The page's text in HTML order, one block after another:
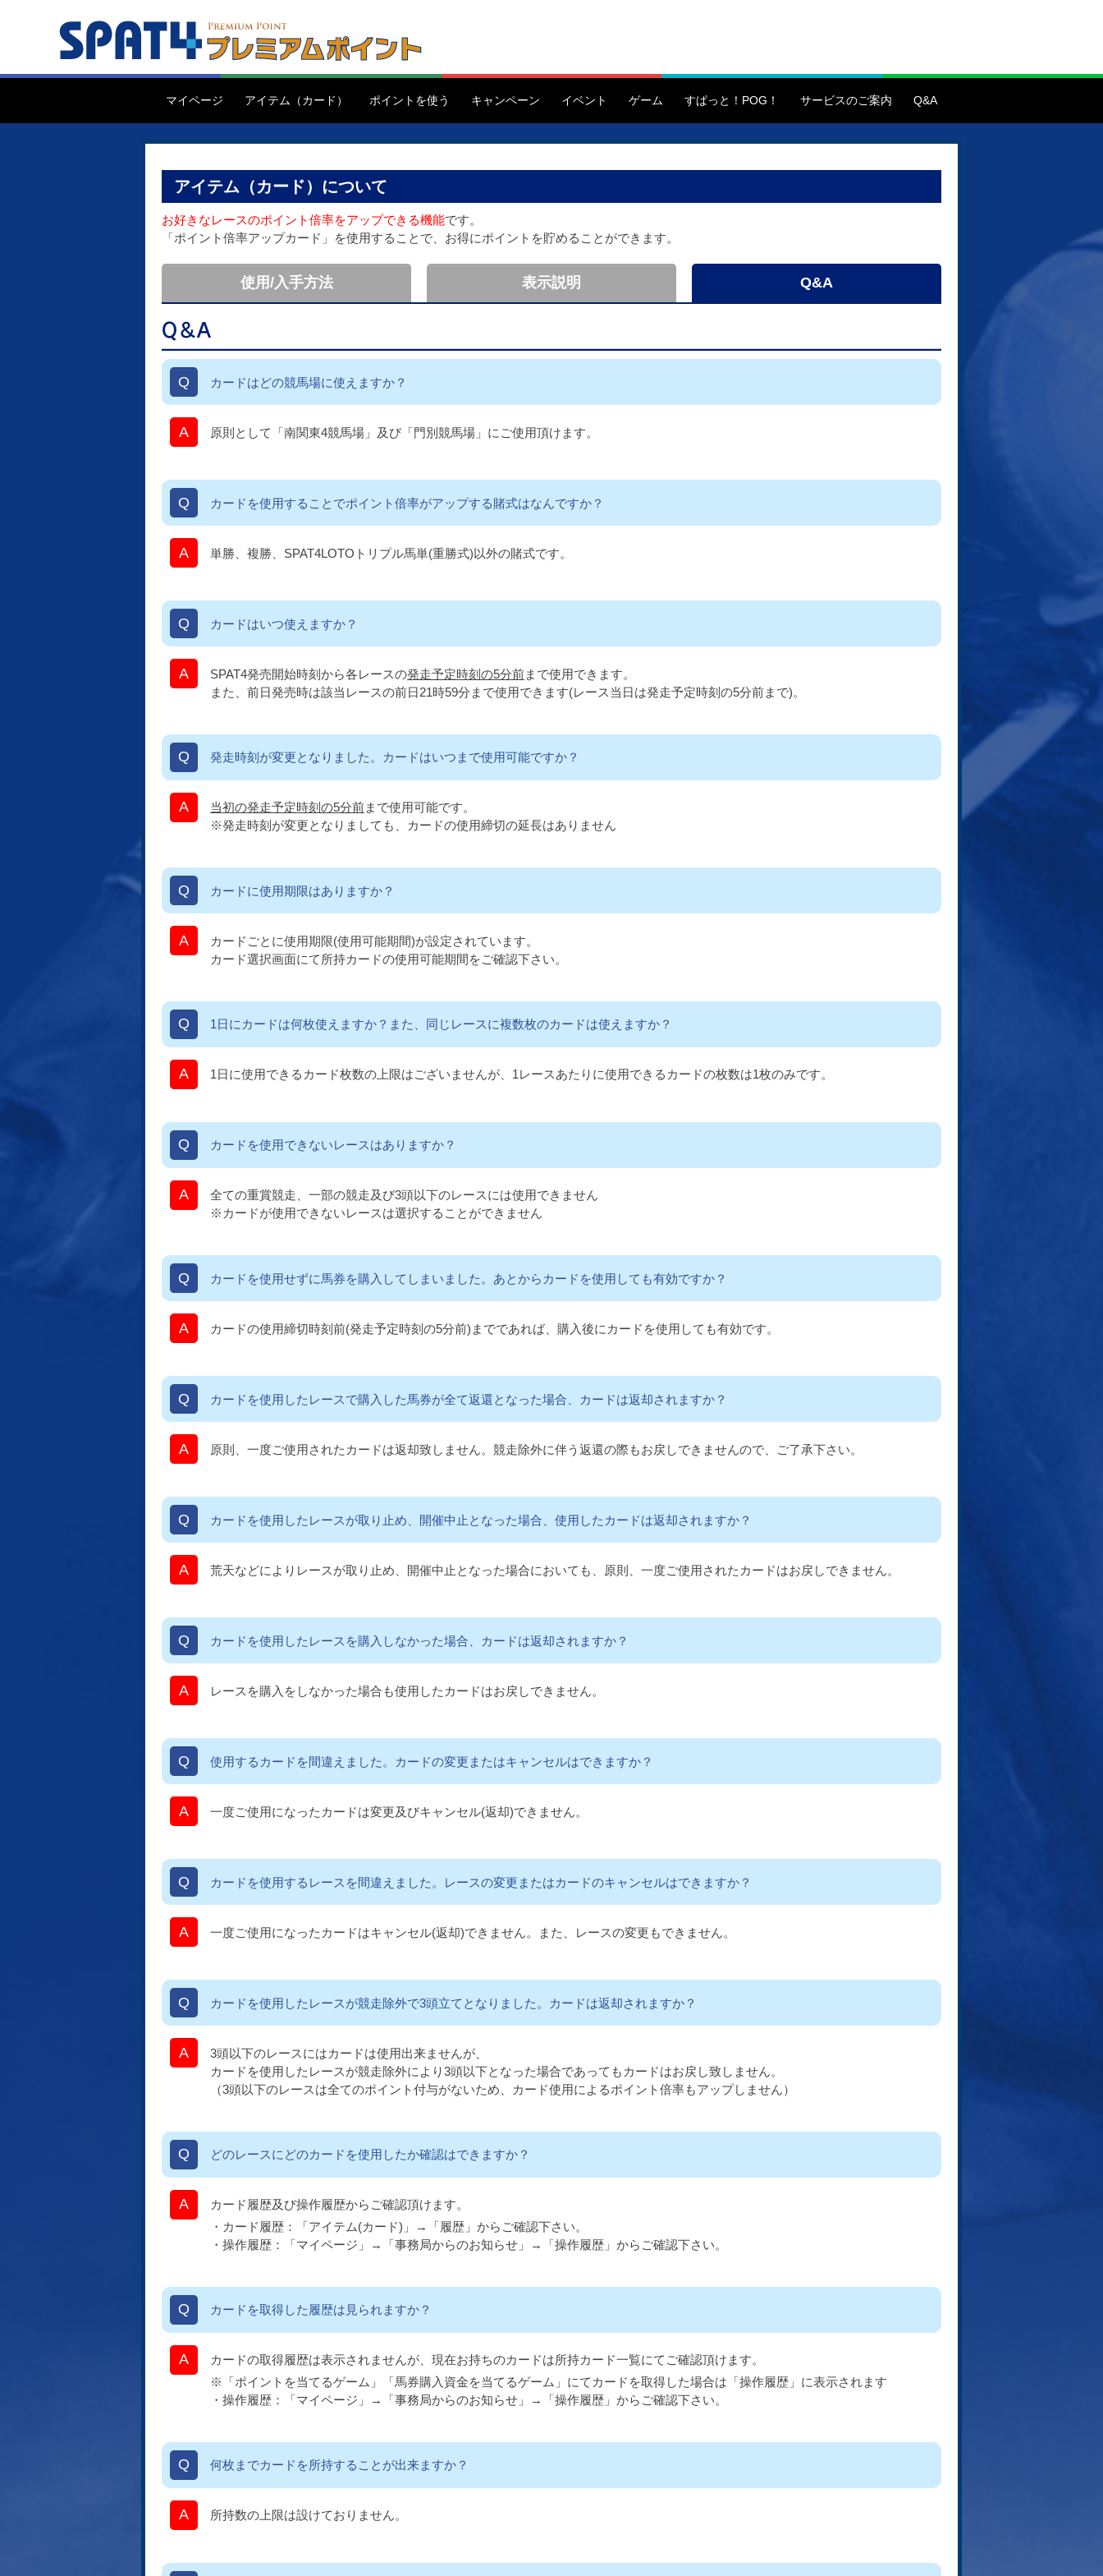
マイページ アイテム（カード） ポイントを使う キャンペーン イベント ゲーム すぱっと！POG！ サービスのご案内 Q&A
アイテム（カード）について
お好きなレースのポイント倍率をアップできる機能です。
「ポイント倍率アップカード」を使用することで、お得にポイントを貯めることができます。
使用/入手方法 表示説明 Q&A
カードはどの競馬場に使えますか？
原則として「南関東4競馬場」及び「門別競馬場」にご使用頂けます。
カードを使用することでポイント倍率がアップする賭式はなんですか？
単勝、複勝、SPAT4LOTOトリプル馬単(重勝式)以外の賭式です。
カードはいつ使えますか？
SPAT4発売開始時刻から各レースの発走予定時刻の5分前まで使用できます。
また、前日発売時は該当レースの前日21時59分まで使用できます(レース当日は発走予定時刻の5分前まで)。
発走時刻が変更となりました。カードはいつまで使用可能ですか？
当初の発走予定時刻の5分前まで使用可能です。
※発走時刻が変更となりましても、カードの使用締切の延長はありません
カードに使用期限はありますか？
カードごとに使用期限(使用可能期間)が設定されています。
カード選択画面にて所持カードの使用可能期間をご確認下さい。
1日にカードは何枚使えますか？また、同じレースに複数枚のカードは使えますか？
1日に使用できるカード枚数の上限はございませんが、1レースあたりに使用できるカードの枚数は1枚のみです。
カードを使用できないレースはありますか？
全ての重賞競走、一部の競走及び3頭以下のレースには使用できません
※カードが使用できないレースは選択することができません
カードを使用せずに馬券を購入してしまいました。あとからカードを使用しても有効ですか？
カードの使用締切時刻前(発走予定時刻の5分前)までであれば、購入後にカードを使用しても有効です。
カードを使用したレースで購入した馬券が全て返還となった場合、カードは返却されますか？
原則、一度ご使用されたカードは返却致しません。競走除外に伴う返還の際もお戻しできませんので、ご了承下さい。
カードを使用したレースが取り止め、開催中止となった場合、使用したカードは返却されますか？
荒天などによりレースが取り止め、開催中止となった場合においても、原則、一度ご使用されたカードはお戻しできません。
カードを使用したレースを購入しなかった場合、カードは返却されますか？
レースを購入をしなかった場合も使用したカードはお戻しできません。
使用するカードを間違えました。カードの変更またはキャンセルはできますか？
一度ご使用になったカードは変更及びキャンセル(返却)できません。
カードを使用するレースを間違えました。レースの変更またはカードのキャンセルはできますか？
一度ご使用になったカードはキャンセル(返却)できません。また、レースの変更もできません。
カードを使用したレースが競走除外で3頭立てとなりました。カードは返却されますか？
3頭以下のレースにはカードは使用出来ませんが、
カードを使用したレースが競走除外により3頭以下となった場合であってもカードはお戻し致しません。
（3頭以下のレースは全てのポイント付与がないため、カード使用によるポイント倍率もアップしません）
どのレースにどのカードを使用したか確認はできますか？
カード履歴及び操作履歴からご確認頂けます。
・カード履歴：「アイテム(カード)」→「履歴」からご確認下さい。
・操作履歴：「マイページ」→「事務局からのお知らせ」→「操作履歴」からご確認下さい。
カードを取得した履歴は見られますか？
カードの取得履歴は表示されませんが、現在お持ちのカードは所持カード一覧にてご確認頂けます。
※「ポイントを当てるゲーム」「馬券購入資金を当てるゲーム」にてカードを取得した場合は「操作履歴」に表示されます
・操作履歴：「マイページ」→「事務局からのお知らせ」→「操作履歴」からご確認下さい。
何枚までカードを所持することが出来ますか？
所持数の上限は設けておりません。